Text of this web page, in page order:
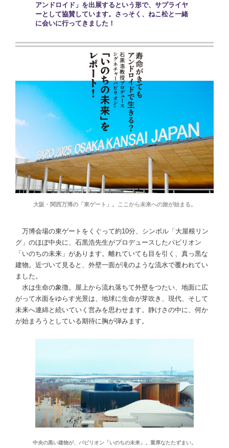
アンドロイド」を出展するという形で、サプライヤ
ーとして協賛しています。さっそく、ねこ松と一緒
に会いに行ってきました！
大阪・関西万博の「東ゲート」。ここから未来への旅が始まる。
万博会場の東ゲートをくぐって約10分、シンボル「大屋根リン
グ」のほぼ中央に、石黒浩先生がプロデュースしたパビリオン
「いのちの未来」があります。離れていても目を引く、真っ黒な
建物。近づいて見ると、外壁一面が滝のような流水で覆われてい
ました。
水は生命の象徴。屋上から流れ落ちて外壁をつたい、地面に広
がって水面をゆらす光景は、地球に生命が芽吹き、現代、そして
未来へ連綿と続いていく営みを思わせます。静けさの中に、何か
が始まろうとしている期待に胸が弾みます。
中央の黒い建物が、パビリオン「いのちの未来」。重厚なたたずまい。